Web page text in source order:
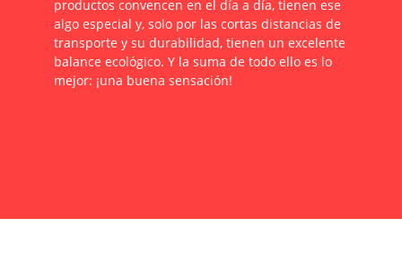
productos convencen en el día a día, tienen ese
algo especial y, solo por las cortas distancias de
transporte y su durabilidad, tienen un excelente
balance ecológico. Y la suma de todo ello es lo
mejor: ¡una buena sensación!